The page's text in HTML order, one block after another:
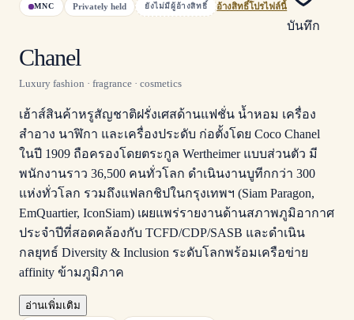
MNC Privately held ยังไม่มีผู้อ้างสิทธิ์ อ้างสิทธิ์โปรไฟล์นี้
บันทึก
Chanel
Luxury fashion · fragrance · cosmetics
เฮ้าส์สินค้าหรูสัญชาติฝรั่งเศสด้านแฟชั่น น้ำหอม เครื่อง
สำอาง นาฬิกา และเครื่องประดับ ก่อตั้งโดย Coco Chanel
ในปี 1909 ถือครองโดยตระกูล Wertheimer แบบส่วนตัว มี
พนักงานราว 36,500 คนทั่วโลก ดำเนินงานบูทีกกว่า 300
แห่งทั่วโลก รวมถึงแฟลกชิปในกรุงเทพฯ (Siam Paragon,
EmQuartier, IconSiam) เผยแพร่รายงานด้านสภาพภูมิอากาศ
ประจำปีที่สอดคล้องกับ TCFD/CDP/SASB และดำเนิน
กลยุทธ์ Diversity & Inclusion ระดับโลกพร้อมเครือข่าย
affinity ข้ามภูมิภาค
อ่านเพิ่มเติม